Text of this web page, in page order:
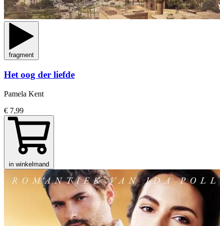
fragment
Het oog der liefde
Pamela Kent
€ 7,99
in winkelmand